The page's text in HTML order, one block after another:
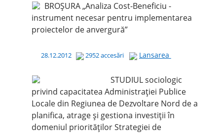
BROȘURA „Analiza Cost-Beneficiu -
instrument necesar pentru implementarea
proiectelor de anvergură”
28.12.2012 2952 accesări Lansarea
STUDIUL sociologic
privind capacitatea Administrației Publice
Locale din Regiunea de Dezvoltare Nord de a
planifica, atrage și gestiona investiții în
domeniul priorităților Strategiei de